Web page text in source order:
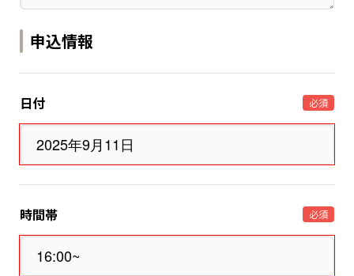
申込情報
日付 必須
時間帯 必須